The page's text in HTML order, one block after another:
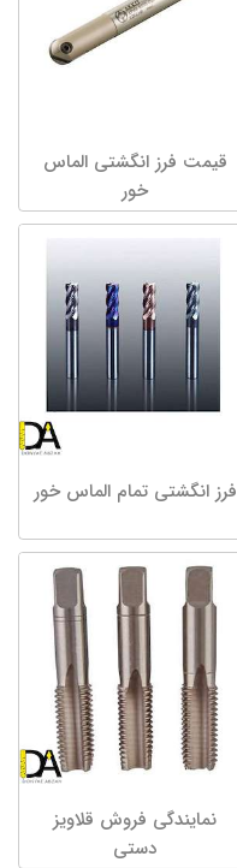
قیمت فرز انگشتی الماس
خور
فرز انگشتی تمام الماس خور
نمایندگی فروش قلاویز
دستی